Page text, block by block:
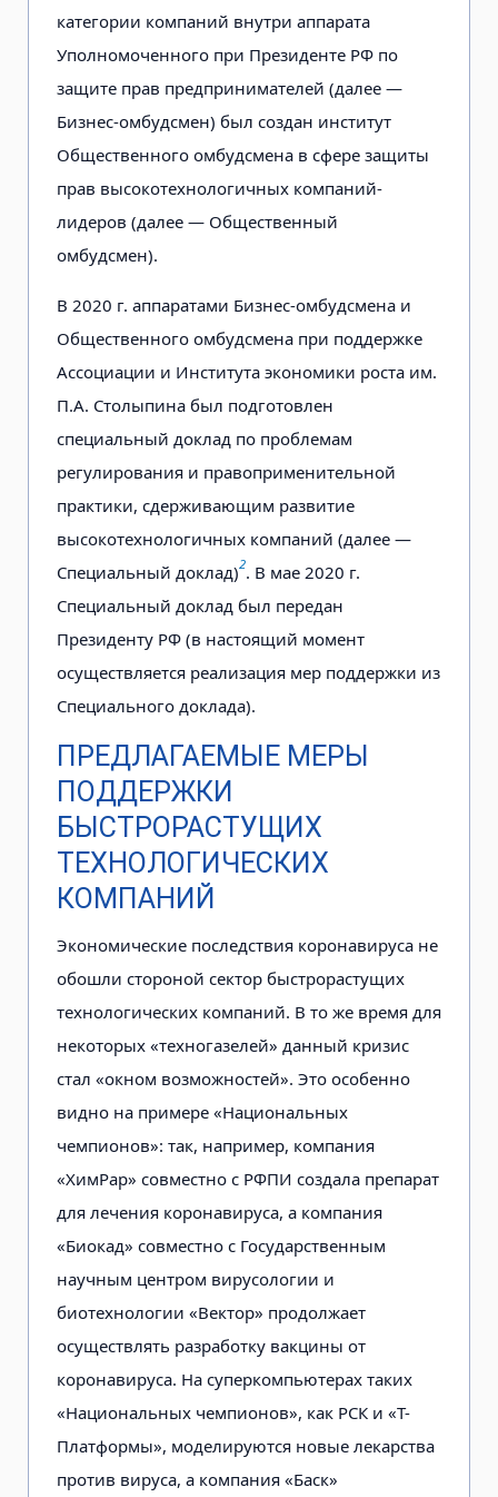
категории компаний внутри аппарата
Уполномоченного при Президенте РФ по
защите прав предпринимателей (далее —
Бизнес-омбудсмен) был создан институт
Общественного омбудсмена в сфере защиты
прав высокотехнологичных компаний-
лидеров (далее — Общественный
омбудсмен).
В 2020 г. аппаратами Бизнес-омбудсмена и
Общественного омбудсмена при поддержке
Ассоциации и Института экономики роста им.
П.А. Столыпина был подготовлен
специальный доклад по проблемам
регулирования и правоприменительной
практики, сдерживающим развитие
высокотехнологичных компаний (далее —
Специальный доклад)2. В мае 2020 г.
Специальный доклад был передан
Президенту РФ (в настоящий момент
осуществляется реализация мер поддержки из
Специального доклада).
ПРЕДЛАГАЕМЫЕ МЕРЫ
ПОДДЕРЖКИ
БЫСТРОРАСТУЩИХ
ТЕХНОЛОГИЧЕСКИХ
КОМПАНИЙ
Экономические последствия коронавируса не
обошли стороной сектор быстрорастущих
технологических компаний. В то же время для
некоторых «техногазелей» данный кризис
стал «окном возможностей». Это особенно
видно на примере «Национальных
чемпионов»: так, например, компания
«ХимРар» совместно с РФПИ создала препарат
для лечения коронавируса, а компания
«Биокад» совместно с Государственным
научным центром вирусологии и
биотехнологии «Вектор» продолжает
осуществлять разработку вакцины от
коронавируса. На суперкомпьютерах таких
«Национальных чемпионов», как РСК и «Т-
Платформы», моделируются новые лекарства
против вируса, а компания «Баск»